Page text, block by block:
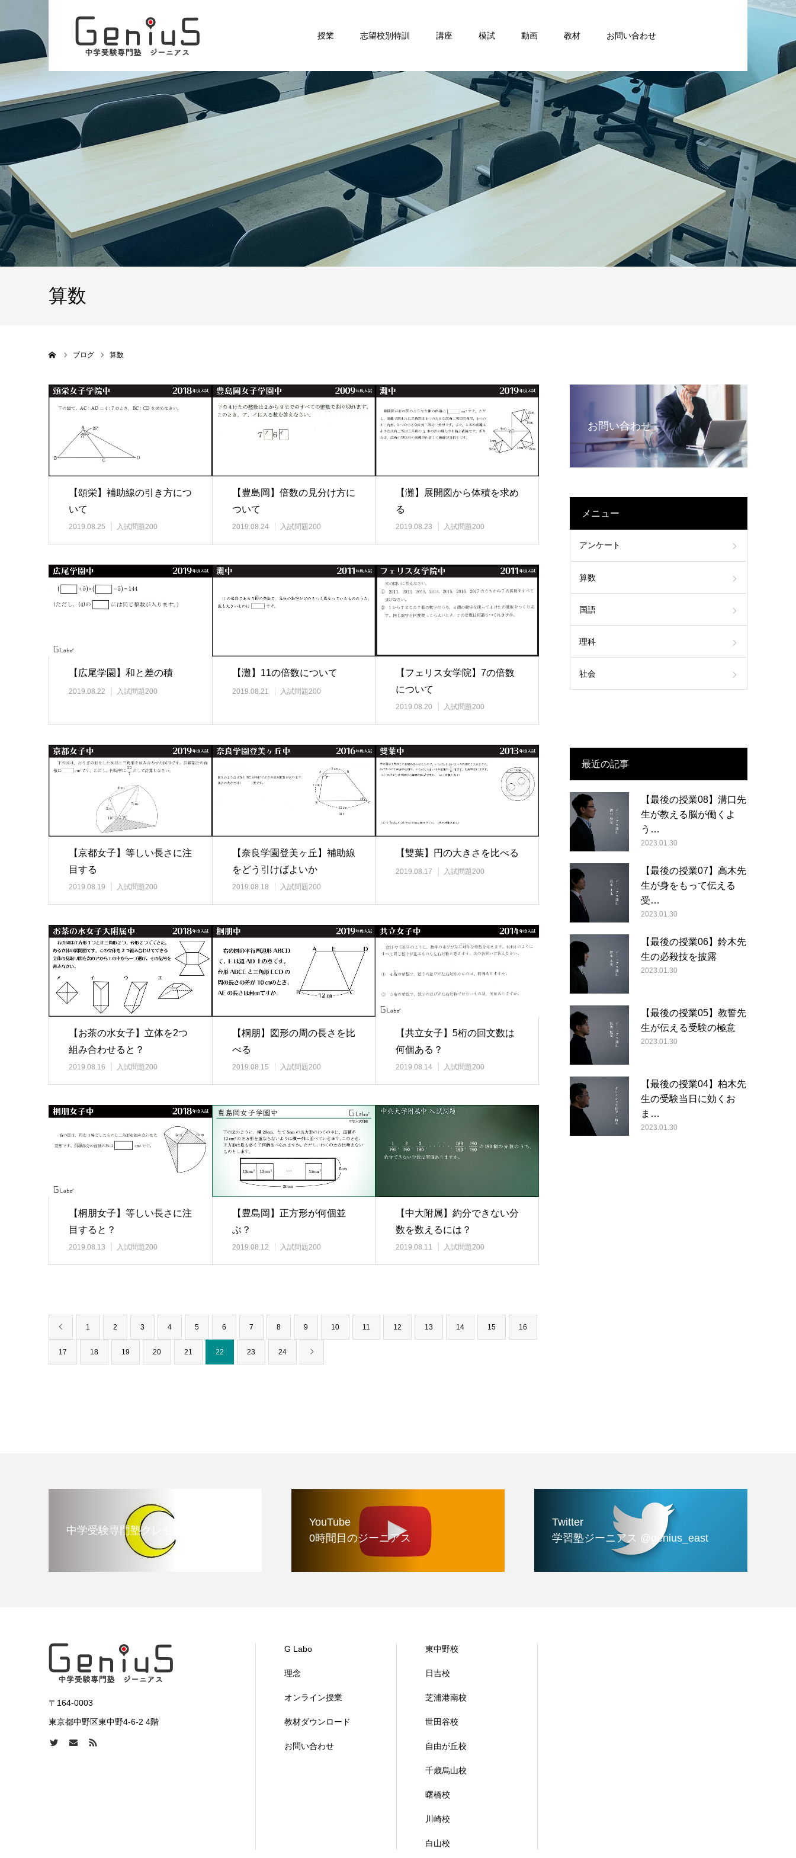
授業 志望校別特訓 講座 模試 動画 教材 お問い合わせ
算数
ブログ 算数
【頌栄】補助線の引き方につ
いて
2019.08.25 入試問題200
【豊島岡】倍数の見分け方に
ついて
2019.08.24 入試問題200
【灘】展開図から体積を求め
る
2019.08.23 入試問題200
【広尾学園】和と差の積
2019.08.22 入試問題200
【灘】11の倍数について
2019.08.21 入試問題200
【フェリス女学院】7の倍数
について
2019.08.20 入試問題200
【京都女子】等しい長さに注
目する
2019.08.19 入試問題200
【奈良学園登美ヶ丘】補助線
をどう引けばよいか
2019.08.18 入試問題200
【雙葉】円の大きさを比べる
2019.08.17 入試問題200
【お茶の水女子】立体を2つ
組み合わせると？
2019.08.16 入試問題200
【桐朋】図形の周の長さを比
べる
2019.08.15 入試問題200
【共立女子】5桁の回文数は
何個ある？
2019.08.14 入試問題200
【桐朋女子】等しい長さに注
目すると？
2019.08.13 入試問題200
【豊島岡】正方形が何個並
ぶ？
2019.08.12 入試問題200
【中大附属】約分できない分
数を数えるには？
2019.08.11 入試問題200
1 2 3 4 5 6 7 8 9 10 11 12 13 14 15 16
17 18 19 20 21 22 23 24
お問い合わせ
メニュー
アンケート
算数
国語
理科
社会
最近の記事
【最後の授業08】溝口先
生が教える脳が働くよ
う…
2023.01.30
【最後の授業07】高木先
生が身をもって伝える
受…
2023.01.30
【最後の授業06】鈴木先
生の必殺技を披露
2023.01.30
【最後の授業05】教誓先
生が伝える受験の極意
2023.01.30
【最後の授業04】柏木先
生の受験当日に効くお
ま…
2023.01.30
中学受験専門塾クレセント
YouTube
0時間目のジーニアス
Twitter
学習塾ジーニアス @genius_east
〒164-0003
東京都中野区東中野4-6-2 4階
G Labo
理念
オンライン授業
教材ダウンロード
お問い合わせ
東中野校
日吉校
芝浦港南校
世田谷校
自由が丘校
千歳烏山校
曙橋校
川崎校
白山校